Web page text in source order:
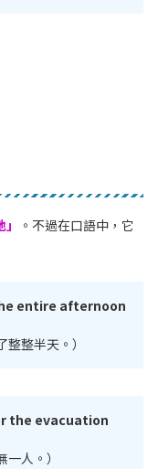
。不過在口語中，它
entire afternoon
整半天。）
the evacuation
人。）